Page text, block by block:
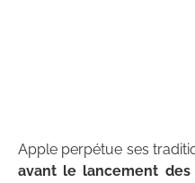
Apple perpétue ses
avant le lancement des